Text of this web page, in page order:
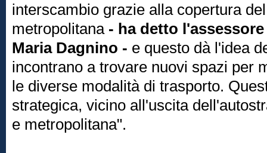
interscambio grazie alla copertura
metropolitana - ha detto
Maria Dagnino - e questo dà l'idea
incontrano a trovare nuovi spazi per
le diverse modalità di trasporto.
strategica, vicino all'uscita
e metropolitana".